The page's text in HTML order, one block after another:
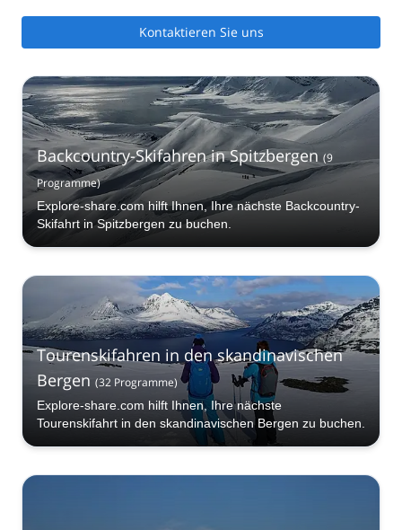
Kontaktieren Sie uns
Backcountry-Skifahren in Spitzbergen (9
Programme)
Explore-share.com hilft Ihnen, Ihre nächste Backcountry-
Skifahrt in Spitzbergen zu buchen.
Tourenskifahren in den skandinavischen
Bergen (32 Programme)
Explore-share.com hilft Ihnen, Ihre nächste
Tourenskifahrt in den skandinavischen Bergen zu buchen.